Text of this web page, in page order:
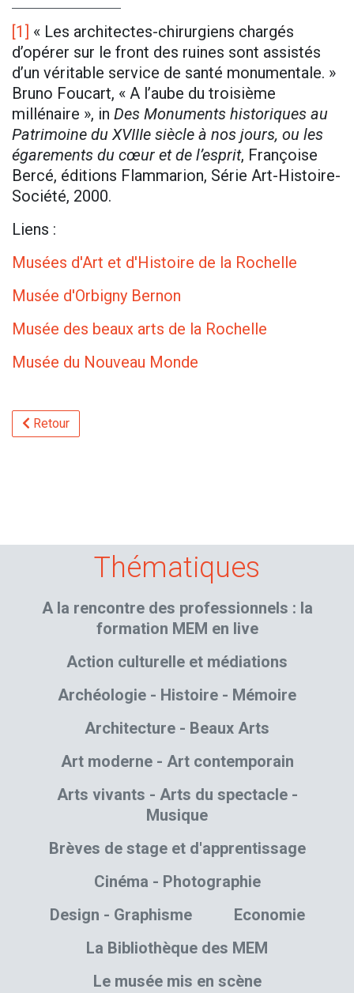
[1] « Les architectes-chirurgiens chargés
d’opérer sur le front des ruines sont assistés
d’un véritable service de santé monumentale. »
Bruno Foucart, « A l’aube du troisième
millénaire », in Des Monuments historiques au
Patrimoine du XVIIIe siècle à nos jours, ou les
égarements du cœur et de l’esprit, Françoise
Bercé, éditions Flammarion, Série Art-Histoire-
Société, 2000.
Liens :
Musées d'Art et d'Histoire de la Rochelle
Musée d'Orbigny Bernon
Musée des beaux arts de la Rochelle
Musée du Nouveau Monde
Retour
Thématiques
A la rencontre des professionnels : la
formation MEM en live
Action culturelle et médiations
Archéologie - Histoire - Mémoire
Architecture - Beaux Arts
Art moderne - Art contemporain
Arts vivants - Arts du spectacle -
Musique
Brèves de stage et d'apprentissage
Cinéma - Photographie
Design - Graphisme
Economie
La Bibliothèque des MEM
Le musée mis en scène